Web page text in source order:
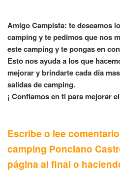
Amigo Campista: te deseamos
camping y te pedimos que nos
este camping y te pongas en
Esto nos ayuda a los que
mejorar y brindarte cada día
salidas de camping.
¡ Confiamos en ti para mejorar
Escribe o lee
camping Ponciano
página al final o